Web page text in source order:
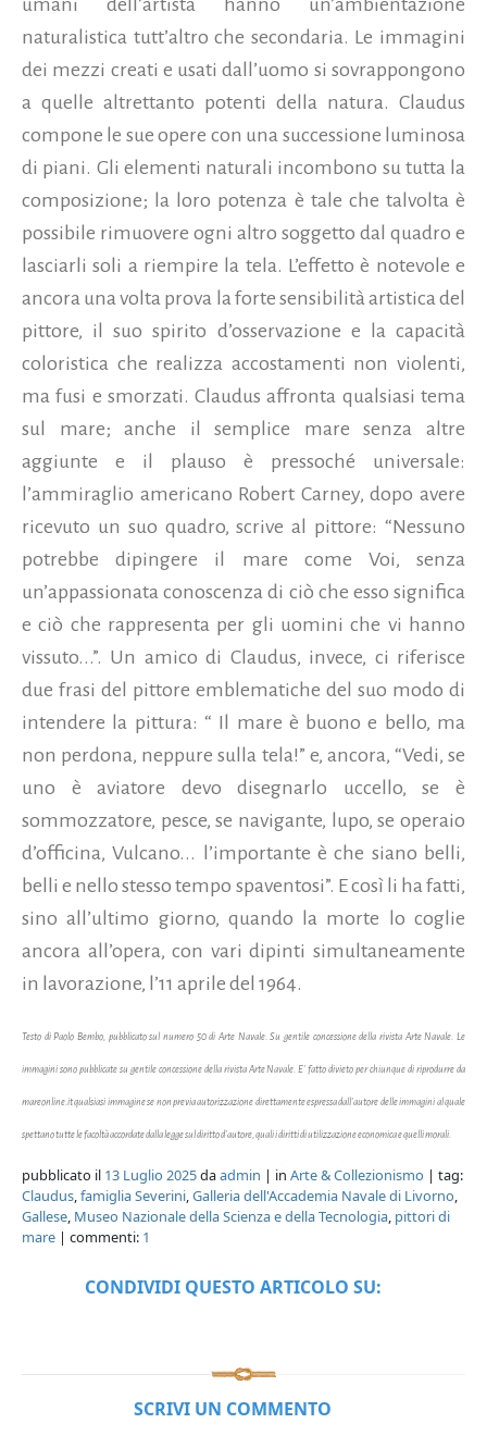
umani dell’artista hanno un’ambientazione
naturalistica tutt’altro che secondaria. Le immagini
dei mezzi creati e usati dall’uomo si sovrappongono
a quelle altrettanto potenti della natura. Claudus
compone le sue opere con una successione luminosa
di piani. Gli elementi naturali incombono su tutta la
composizione; la loro potenza è tale che talvolta è
possibile rimuovere ogni altro soggetto dal quadro e
lasciarli soli a riempire la tela. L’effetto è notevole e
ancora una volta prova la forte sensibilità artistica del
pittore, il suo spirito d’osservazione e la capacità
coloristica che realizza accostamenti non violenti,
ma fusi e smorzati. Claudus affronta qualsiasi tema
sul mare; anche il semplice mare senza altre
aggiunte e il plauso è pressoché universale:
l’ammiraglio americano Robert Carney, dopo avere
ricevuto un suo quadro, scrive al pittore: “Nessuno
potrebbe dipingere il mare come Voi, senza
un’appassionata conoscenza di ciò che esso significa
e ciò che rappresenta per gli uomini che vi hanno
vissuto...”. Un amico di Claudus, invece, ci riferisce
due frasi del pittore emblematiche del suo modo di
intendere la pittura: “ Il mare è buono e bello, ma
non perdona, neppure sulla tela!” e, ancora, “Vedi, se
uno è aviatore devo disegnarlo uccello, se è
sommozzatore, pesce, se navigante, lupo, se operaio
d’officina, Vulcano... l’importante è che siano belli,
belli e nello stesso tempo spaventosi”. E così li ha fatti,
sino all’ultimo giorno, quando la morte lo coglie
ancora all’opera, con vari dipinti simultaneamente
in lavorazione, l’11 aprile del 1964.
Testo di Paolo Bembo, pubblicato sul numero 50 di Arte Navale. Su gentile concessione della rivista Arte Navale. Le
immagini sono pubblicate su gentile concessione della rivista Arte Navale. E' fatto divieto per chiunque di riprodurre da
mareonline.it qualsiasi immagine se non previa autorizzazione direttamente espressa dall'autore delle immagini al quale
spettano tutte le facoltà accordate dalla legge sul diritto d'autore, quali i diritti di utilizzazione economica e quelli morali.
pubblicato il 13 Luglio 2025daadmin | in Arte & Collezionismo | tag:
Claudus,famiglia Severini,Galleria dell'Accademia Navale di Livorno,
Gallese, Museo Nazionale della Scienza e della Tecnologia, pittori di
mare | commenti: 1
CONDIVIDI QUESTO ARTICOLO SU:
SCRIVI UN COMMENTO